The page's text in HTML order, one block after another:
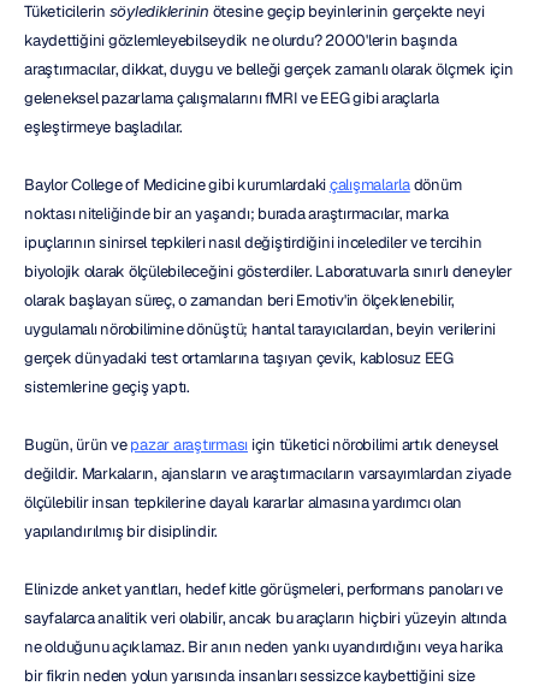
Tüketicilerin söylediklerinin ötesine geçip beyinlerinin gerçekte neyi
kaydettiğini gözlemleyebilseydik ne olurdu? 2000'lerin başında
araştırmacılar, dikkat, duygu ve belleği gerçek zamanlı olarak ölçmek için
geleneksel pazarlama çalışmalarını fMRI ve EEG gibi araçlarla
eşleştirmeye başladılar.
Baylor College of Medicine gibi kurumlardaki çalışmalarla dönüm
noktası niteliğinde bir an yaşandı; burada araştırmacılar, marka
ipuçlarının sinirsel tepkileri nasıl değiştirdiğini incelediler ve tercihin
biyolojik olarak ölçülebileceğini gösterdiler. Laboratuvarla sınırlı deneyler
olarak başlayan süreç, o zamandan beri Emotiv'in ölçeklenebilir,
uygulamalı nörobilimine dönüştü; hantal tarayıcılardan, beyin verilerini
gerçek dünyadaki test ortamlarına taşıyan çevik, kablosuz EEG
sistemlerine geçiş yaptı.
Bugün, ürün ve pazar araştırması için tüketici nörobilimi artık deneysel
değildir. Markaların, ajansların ve araştırmacıların varsayımlardan ziyade
ölçülebilir insan tepkilerine dayalı kararlar almasına yardımcı olan
yapılandırılmış bir disiplindir.
Elinizde anket yanıtları, hedef kitle görüşmeleri, performans panoları ve
sayfalarca analitik veri olabilir, ancak bu araçların hiçbiri yüzeyin altında
ne olduğunu açıklamaz. Bir anın neden yankı uyandırdığını veya harika
bir fikrin neden yolun yarısında insanları sessizce kaybettiğini size